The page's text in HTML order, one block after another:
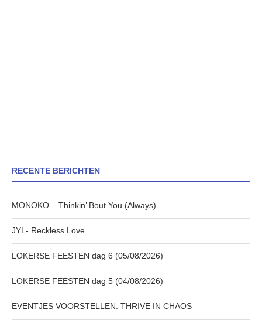
RECENTE BERICHTEN
MONOKO – Thinkin’ Bout You (Always)
JYL- Reckless Love
LOKERSE FEESTEN dag 6 (05/08/2026)
LOKERSE FEESTEN dag 5 (04/08/2026)
EVENTJES VOORSTELLEN: THRIVE IN CHAOS